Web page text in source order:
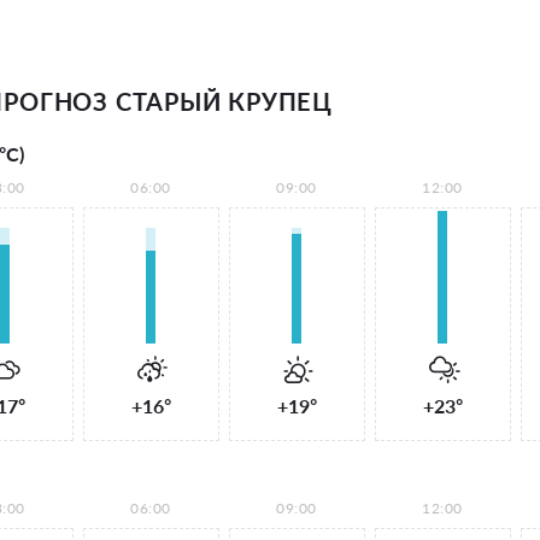
СТАРЫЙ КРУПЕЦ
06:00
+16°
09:00
+19°
12:00
+23°
06:00 09:00 12:00